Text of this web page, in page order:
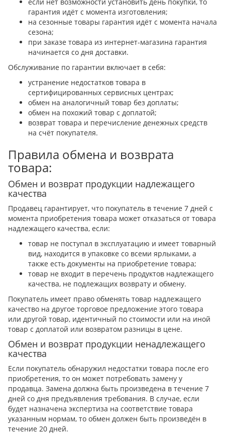
гарантия идёт с момента изготовления;
на сезонные товары гарантия идёт с момента начала
сезона;
при заказе товара из интернет-магазина гарантия
начинается со дня доставки.
Обслуживание по гарантии включает в себя:
устранение недостатков товара в
сертифицированных сервисных центрах;
обмен на аналогичный товар без доплаты;
обмен на похожий товар с доплатой;
возврат товара и перечисление денежных средств
на счёт покупателя.
Правила обмена и возврата
товара:
Обмен и возврат продукции надлежащего
качества
Продавец гарантирует, что покупатель в течение 7 дней с
момента приобретения товара может отказаться от товара
надлежащего качества, если:
товар не поступал в эксплуатацию и имеет товарный
вид, находится в упаковке со всеми ярлыками, а
также есть документы на приобретение товара;
товар не входит в перечень продуктов надлежащего
качества, не подлежащих возврату и обмену.
Покупатель имеет право обменять товар надлежащего
качество на другое торговое предложение этого товара
или другой товар, идентичный по стоимости или на иной
товар с доплатой или возвратом разницы в цене.
Обмен и возврат продукции ненадлежащего
качества
Если покупатель обнаружил недостатки товара после его
приобретения, то он может потребовать замену у
продавца. Замена должна быть произведена в течение 7
дней со дня предъявления требования. В случае, если
будет назначена экспертиза на соответствие товара
указанным нормам, то обмен должен быть произведён в
течение 20 дней.